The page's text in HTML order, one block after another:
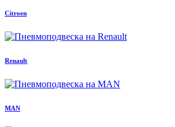
Citroen
Renault
MAN